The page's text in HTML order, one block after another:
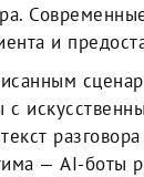
и
— AI-боты